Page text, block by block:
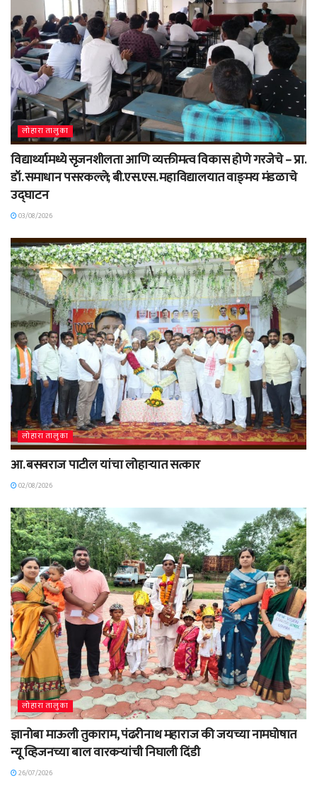
लोहारा तालुका
विद्यार्थ्यामध्ये सृजनशीलता आणि व्यक्तीमत्व विकास होणे गरजेचे – प्रा.
डॉ. समाधान पसरकल्ले; बी.एस.एस. महाविद्यालयात वाङ्‌मय मंडळाचे
उद्घाटन
03/08/2026
लोहारा तालुका
आ. बसवराज पाटील यांचा लोहाऱ्यात सत्कार
02/08/2026
लोहारा तालुका
ज्ञानोबा माऊली तुकाराम, पंढरीनाथ महाराज की जयच्या नामघोषात
न्यू व्हिजनच्या बाल वारकऱ्यांची निघाली दिंडी
26/07/2026